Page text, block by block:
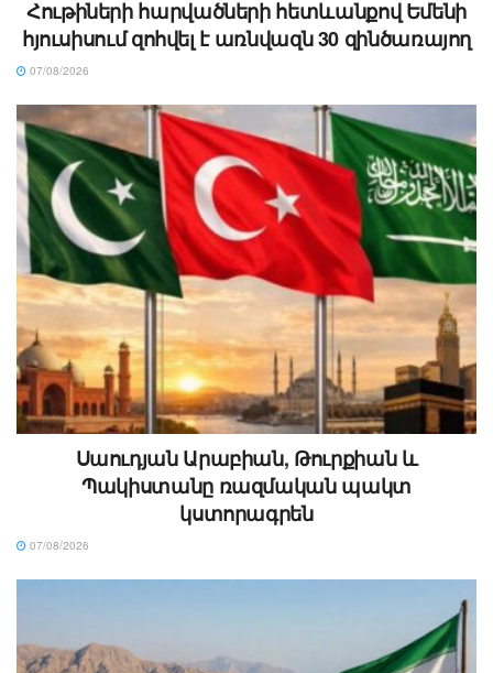
Հութիների հարվածների հետևանքով Եմենի
հյուսիսում զոհվել է առնվազն 30 զինծառայող
07/08/2026
Սաուդյան Արաբիան, Թուրքիան և
Պակիստանը ռազմական պակտ
կստորագրեն
07/08/2026